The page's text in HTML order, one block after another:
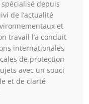
depuis
de l’actualité
et
travail l’a conduit
internationales
de protection
avec un souci
et de clarté